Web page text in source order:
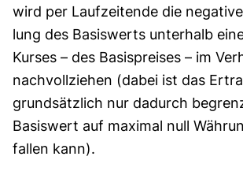
wird per Laufzeitende die
lung des Basis­werts unterhalb
Kurses – des Basispreises – im
nachvollziehen (dabei ist das
grund­sätzlich nur dadurch
Basiswert auf maximal null
fallen kann).